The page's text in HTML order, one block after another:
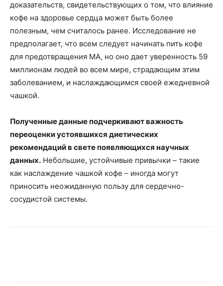
доказательств, свидетельствующих о том, что влияние
кофе на здоровье сердца может быть более
полезным, чем считалось ранее. Исследование не
предполагает, что всем следует начинать пить кофе
для предотвращения МА, но оно дает уверенность 59
миллионам людей во всем мире, страдающим этим
заболеванием, и наслаждающимся своей ежедневной
чашкой.
Полученные данные подчеркивают важность
переоценки устоявшихся диетических
рекомендаций в свете появляющихся научных
данных. Небольшие, устойчивые привычки – такие
как наслаждение чашкой кофе – иногда могут
приносить неожиданную пользу для сердечно-
сосудистой системы.